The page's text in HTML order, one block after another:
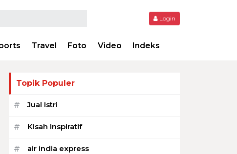
Login
Travel Foto Video Indeks
Topik Populer
# Jual Istri
# Kisah inspiratif
# air india express